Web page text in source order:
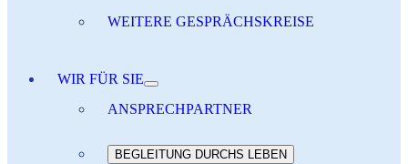
WEITERE GESPRÄCHSKREISE
WIR FÜR SIE
ANSPRECHPARTNER
BEGLEITUNG DURCHS LEBEN